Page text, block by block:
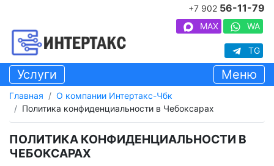
+7 902 56-11-79
MAX WA
TG
Услуги Меню
Главная
О компании Интертакс-Чбк
Политика конфиденциальности в Чебоксарах
ПОЛИТИКА КОНФИДЕНЦИАЛЬНОСТИ В
ЧЕБОКСАРАХ